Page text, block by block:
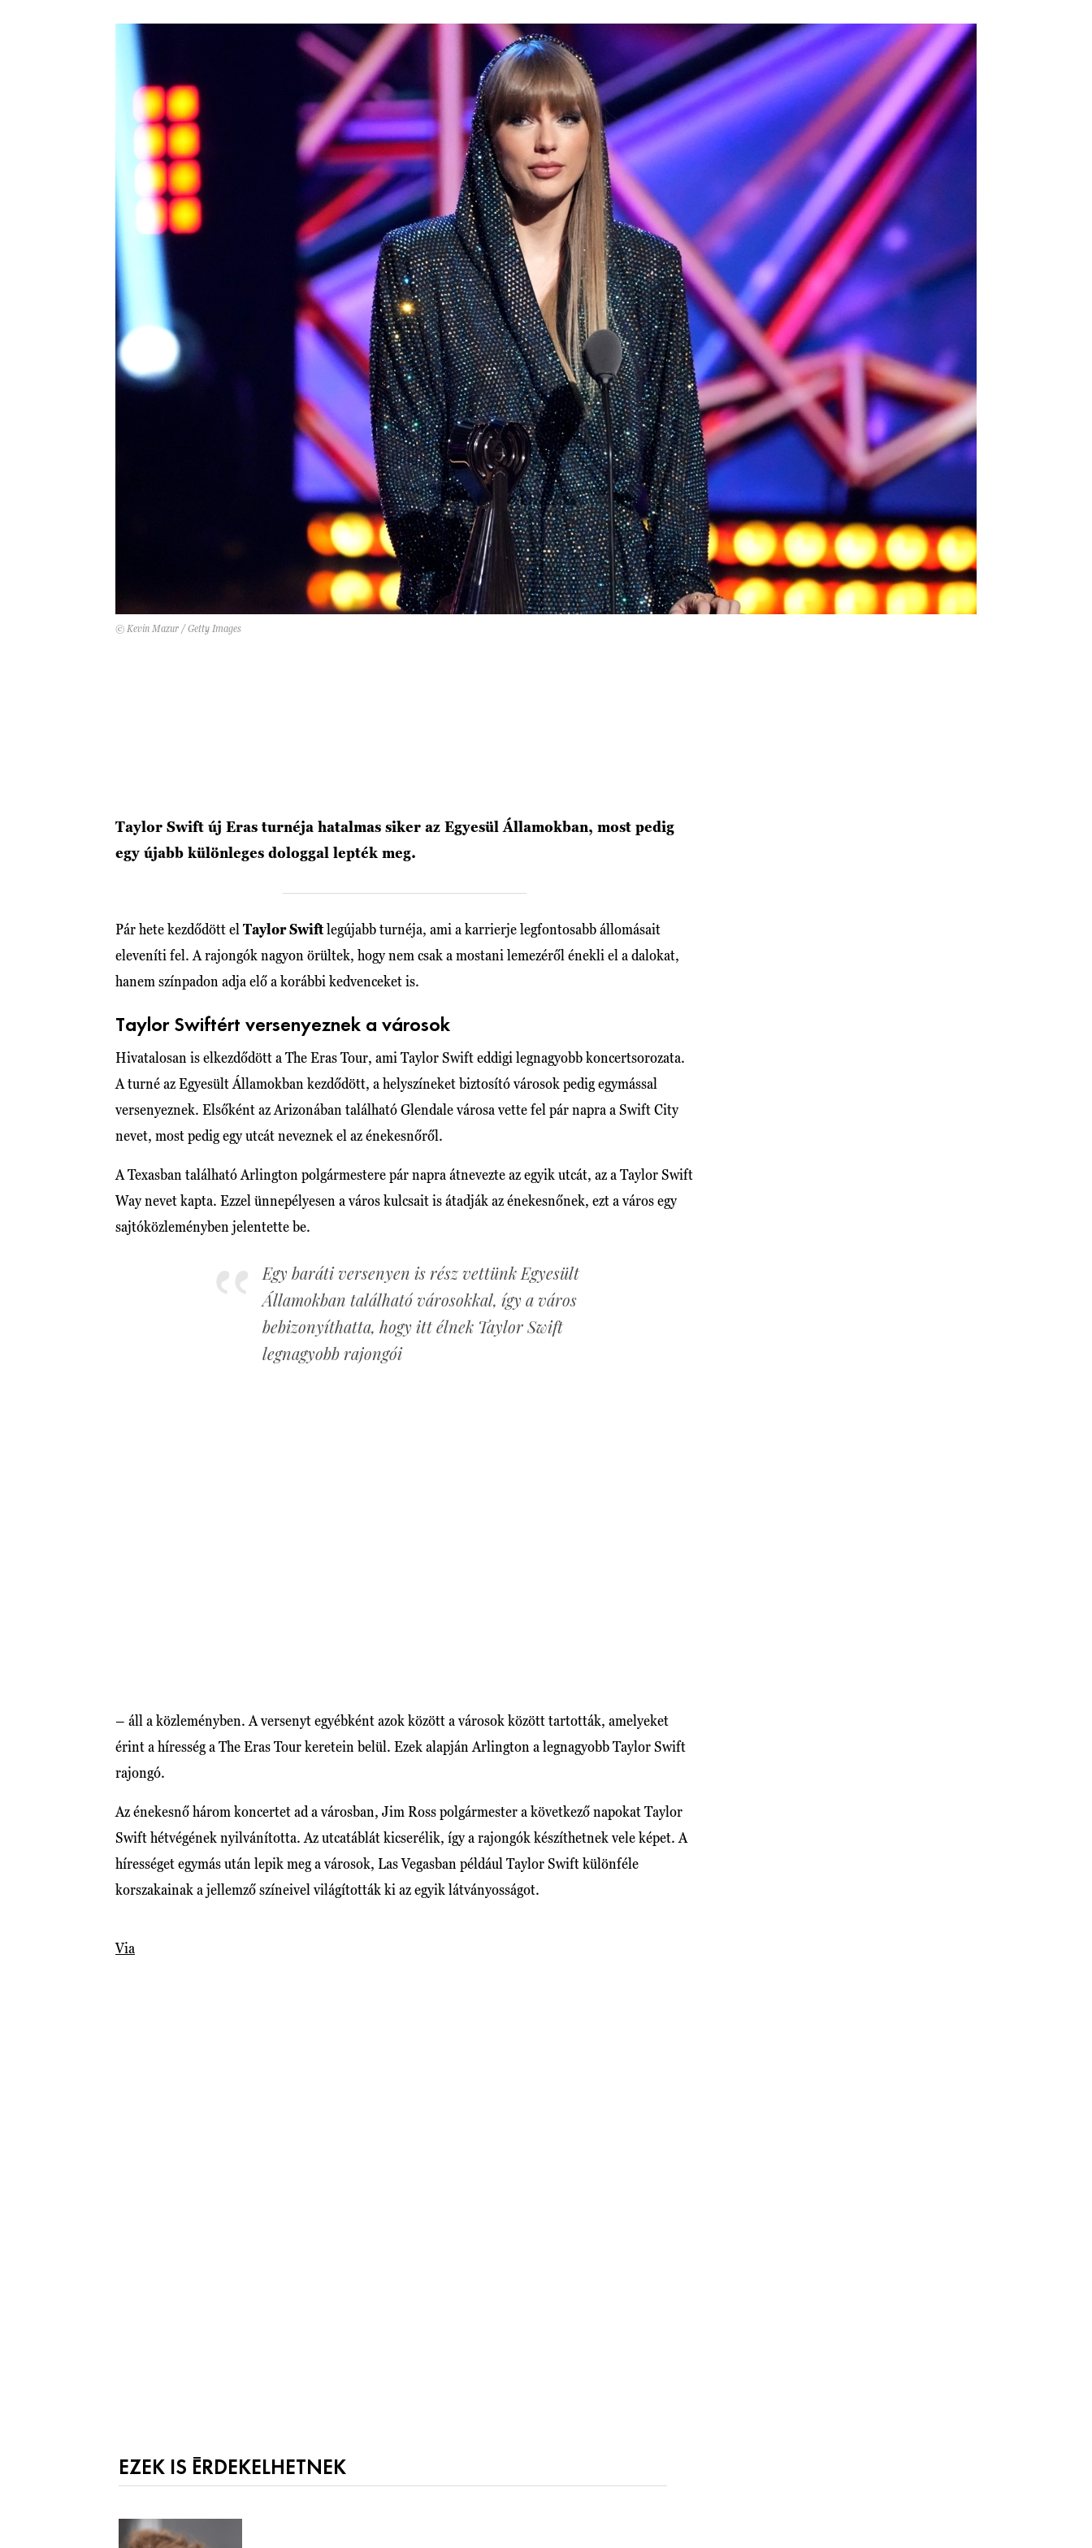
© Kevin Mazur / Getty Images
Taylor Swift új Eras turnéja hatalmas siker az Egyesül Államokban, most pedig
egy újabb különleges dologgal lepték meg.
Pár hete kezdődött el Taylor Swiftlegújabb turnéja, ami a karrierje legfontosabb állomásait
eleveníti fel. A rajongók nagyon örültek, hogy nem csak a mostani lemezéről énekli el a dalokat,
hanem színpadon adja elő a korábbi kedvenceket is.
Taylor Swiftért versenyeznek a városok
Hivatalosan is elkezdődött a The Eras Tour, ami Taylor Swift eddigi legnagyobb koncertsorozata.
A turné az Egyesült Államokban kezdődött, a helyszíneket biztosító városok pedig egymással
versenyeznek. Elsőként az Arizonában található Glendale városa vette fel pár napra a Swift City
nevet, most pedig egy utcát neveznek el az énekesnőről.
A Texasban található Arlington polgármestere pár napra átnevezte az egyik utcát, az a Taylor Swift
Way nevet kapta. Ezzel ünnepélyesen a város kulcsait is átadják az énekesnőnek, ezt a város egy
sajtóközleményben jelentette be.
Egy baráti versenyen is rész vettünk Egyesült
Államokban található városokkal, így a város
bebizonyíthatta, hogy itt élnek Taylor Swift
legnagyobb rajongói
– áll a közleményben. A versenyt egyébként azok között a városok között tartották, amelyeket
érint a híresség a The Eras Tour keretein belül. Ezek alapján Arlington a legnagyobb Taylor Swift
rajongó.
Az énekesnő három koncertet ad a városban, Jim Ross polgármester a következő napokat Taylor
Swift hétvégének nyilvánította. Az utcatáblát kicserélik, így a rajongók készíthetnek vele képet. A
hírességet egymás után lepik meg a városok, Las Vegasban például Taylor Swift különféle
korszakainak a jellemző színeivel világították ki az egyik látványosságot.
Via
EZEK IS ÉRDEKELHETNEK